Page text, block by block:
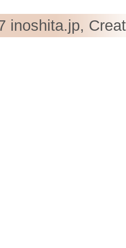
inoshita.jp,